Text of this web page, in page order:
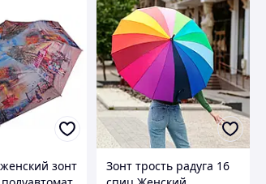
зонт
Зонт трость радуга 16